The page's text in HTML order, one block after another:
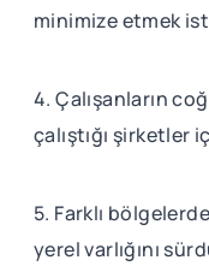
minimize etmek
4. Çalışanların
çalıştığı şirketler
5. Farklı
yerel varlığını